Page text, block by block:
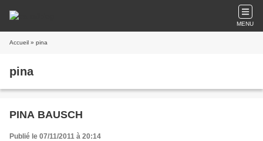
MENU
Accueil » pina
pina
PINA BAUSCH
Publié le 07/11/2011 à 20:14